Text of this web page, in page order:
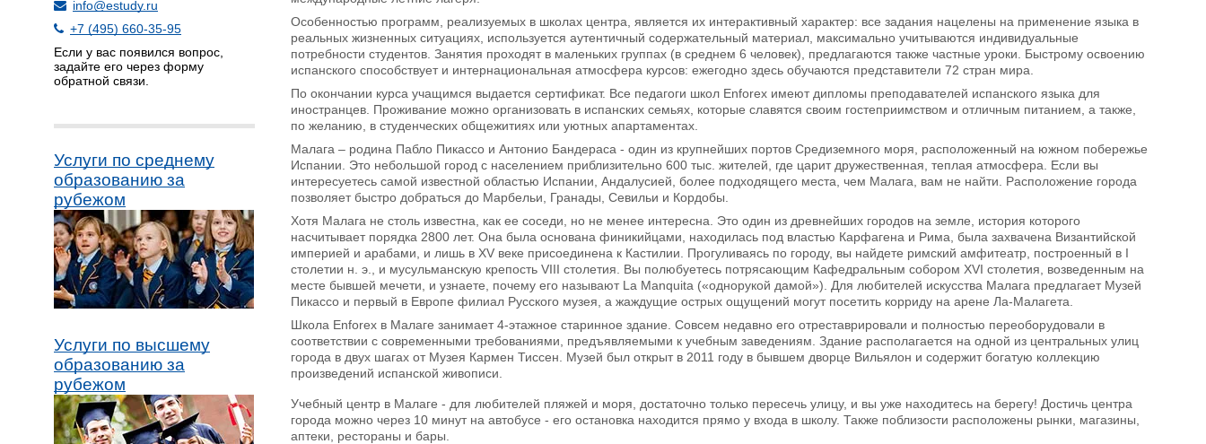
info@estudy.ru
+7 (495) 660-35-95
Если у вас появился вопрос,
задайте его через форму
обратной связи.
Услуги по среднему
образованию за
рубежом
Услуги по высшему
образованию за
рубежом
Особенностью программ, реализуемых в школах центра, является их интерактивный характер: все задания нацелены на применение языка в
реальных жизненных ситуациях, используется аутентичный содержательный материал, максимально учитываются индивидуальные
потребности студентов. Занятия проходят в маленьких группах (в среднем 6 человек), предлагаются также частные уроки. Быстрому освоению
испанского способствует и интернациональная атмосфера курсов: ежегодно здесь обучаются представители 72 стран мира.
По окончании курса учащимся выдается сертификат. Все педагоги школ Enforex имеют дипломы преподавателей испанского языка для
иностранцев. Проживание можно организовать в испанских семьях, которые славятся своим гостеприимством и отличным питанием, а также,
по желанию, в студенческих общежитиях или уютных апартаментах.
Малага – родина Пабло Пикассо и Антонио Бандераса - один из крупнейших портов Средиземного моря, расположенный на южном побережье
Испании. Это небольшой город с населением приблизительно 600 тыс. жителей, где царит дружественная, теплая атмосфера. Если вы
интересуетесь самой известной областью Испании, Андалусией, более подходящего места, чем Малага, вам не найти. Расположение города
позволяет быстро добраться до Марбельи, Гранады, Севильи и Кордобы.
Хотя Малага не столь известна, как ее соседи, но не менее интересна. Это один из древнейших городов на земле, история которого
насчитывает порядка 2800 лет. Она была основана финикийцами, находилась под властью Карфагена и Рима, была захвачена Византийской
империей и арабами, и лишь в XV веке присоединена к Кастилии. Прогуливаясь по городу, вы найдете римский амфитеатр, построенный в I
столетии н. э., и мусульманскую крепость VIII столетия. Вы полюбуетесь потрясающим Кафедральным собором ХVI столетия, возведенным на
месте бывшей мечети, и узнаете, почему его называют La Manquita («однорукой дамой»). Для любителей искусства Малага предлагает Музей
Пикассо и первый в Европе филиал Русского музея, а жаждущие острых ощущений могут посетить корриду на арене Ла-Малагета.
Школа Enforex в Малаге занимает 4-этажное старинное здание. Совсем недавно его отреставрировали и полностью переоборудовали в
соответствии с современными требованиями, предъявляемыми к учебным заведениям. Здание располагается на одной из центральных улиц
города в двух шагах от Музея Кармен Тиссен. Музей был открыт в 2011 году в бывшем дворце Вильялон и содержит богатую коллекцию
произведений испанской живописи.
Учебный центр в Малаге - для любителей пляжей и моря, достаточно только пересечь улицу, и вы уже находитесь на берегу! Достичь центра
города можно через 10 минут на автобусе - его остановка находится прямо у входа в школу. Также поблизости расположены рынки, магазины,
аптеки, рестораны и бары.